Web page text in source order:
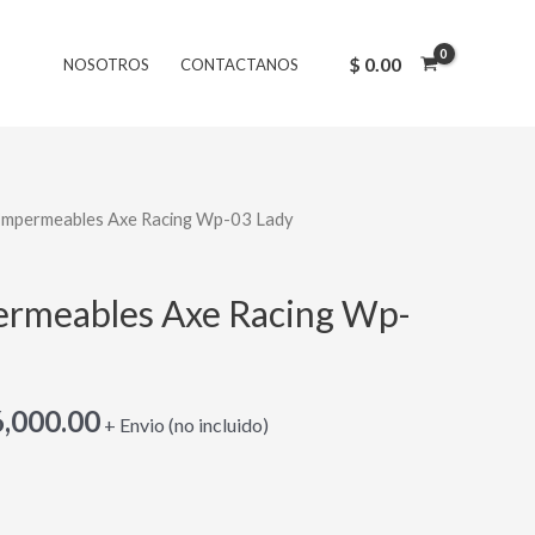
NOSOTROS CONTACTANOS $ 0.00
Axe Racing Wp-03 Lady
Axe Racing Wp-
El
actual
$ 76,000.00.
+ Envio (no incluido)
$ 95,000.00.$ 76,000.00.